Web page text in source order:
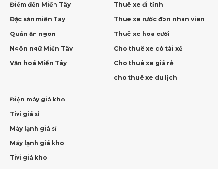
Điểm đến Miền Tây
Đặc sản miền Tây
Quán ăn ngon
Ngôn ngữ Miền Tây
Văn hoá Miền Tây
Thuê xe đi tỉnh
Thuê xe rước đón nhân viên
Thuê xe hoa cưới
Cho thuê xe có tài xế
Cho thuê xe giá rẻ
cho thuê xe du lịch
Điện máy giá kho
Tivi giá sỉ
Máy lạnh giá sỉ
Máy lạnh giá kho
Tivi giá kho